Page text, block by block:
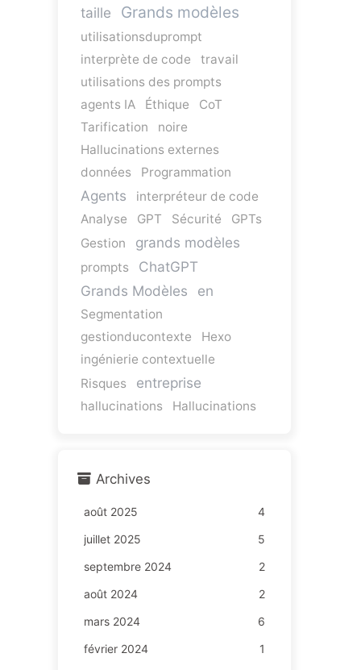
taille Grands modèles
utilisationsduprompt
interprète de code
travail
utilisations des prompts
agents IA
Éthique
CoT
Tarification
noire
Hallucinations externes
données
Programmation
Agents
interpréteur de code
Analyse
GPT Sécurité
GPTs
Gestion
grands modèles
prompts
ChatGPT
Grands Modèles
en
Segmentation
gestionducontexte
Hexo
ingénierie contextuelle
Risques
entreprise
hallucinations Hallucinations
Archives
août 2025
4
juillet 2025
5
septembre 2024
2
août 2024
2
mars 2024
6
février 2024
1